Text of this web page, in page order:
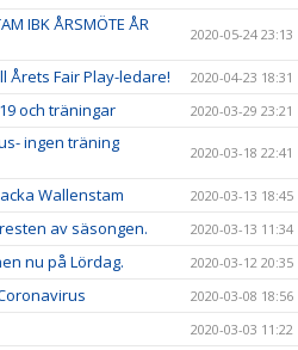
IBK ÅRSMÖTE ÅR
2020-05-24 23:13
Årets Fair Play-ledare! 2020-04-23 18:31
och träningar 2020-03-29 23:21
ingen träning
2020-03-18 22:41
Wallenstam 2020-03-13 18:45
av säsongen. 2020-03-13 11:34
nu på Lördag. 2020-03-12 20:35
2020-03-08 18:56
2020-03-03 11:22